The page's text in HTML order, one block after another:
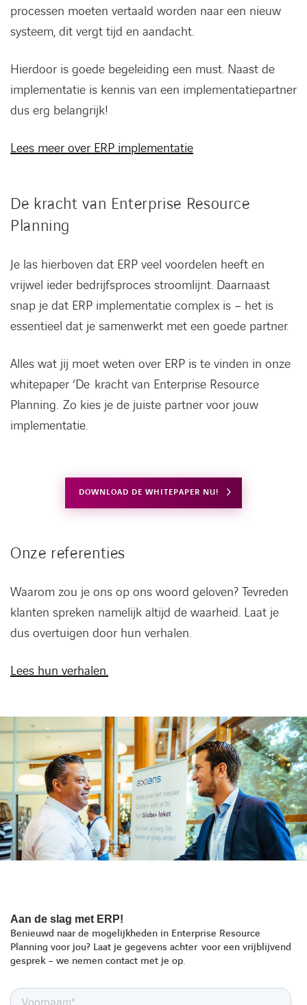
processen moeten vertaald worden naar een nieuw
systeem, dit vergt tijd en aandacht.
Hierdoor is goede begeleiding een must. Naast de
implementatie is kennis van een implementatiepartner
dus erg belangrijk!
Lees meer over ERP implementatie
De kracht van Enterprise Resource
Planning
Je las hierboven dat ERP veel voordelen heeft en
vrijwel ieder bedrijfsproces stroomlijnt. Daarnaast
snap je dat ERP implementatie complex is – het is
essentieel dat je samenwerkt met een goede partner.
Alles wat jij moet weten over ERP is te vinden in onze
whitepaper ‘De kracht van Enterprise Resource
Planning. Zo kies je de juiste partner voor jouw
implementatie.
DOWNLOAD DE WHITEPAPER NU!
Onze referenties
Waarom zou je ons op ons woord geloven? Tevreden
klanten spreken namelijk altijd de waarheid. Laat je
dus overtuigen door hun verhalen.
Lees hun verhalen.
Aan de slag met ERP!
Benieuwd naar de mogelijkheden in Enterprise Resource
Planning voor jou? Laat je gegevens achter voor een vrijblijvend
gesprek – we nemen contact met je op.